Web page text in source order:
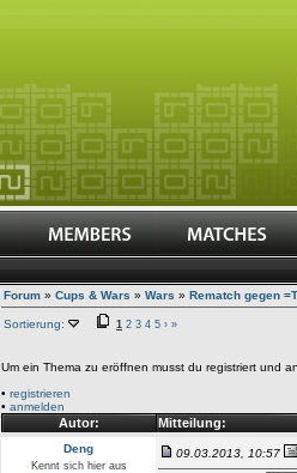
Forum » Cups & Wars » Wars » Rematch gegen
Sortierung: 1 2 3 4 5 › »
Um ein Thema zu eröffnen musst du registriert und
• registrieren
• anmelden
Autor: Mitteilung:
Deng
Kennt sich hier aus
09.03.2013, 10:57